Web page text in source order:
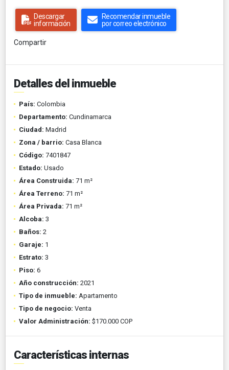
Descargar
información
Recomendar inmueble
por correo electrónico
Compartir
Detalles del inmueble
País: Colombia
Departamento: Cundinamarca
Ciudad: Madrid
Zona / barrio: Casa Blanca
Código: 7401847
Estado: Usado
Área Construida: 71 m²
Área Terreno: 71 m²
Área Privada: 71 m²
Alcoba: 3
Baños: 2
Garaje: 1
Estrato: 3
Piso: 6
Año construcción: 2021
Tipo de inmueble: Apartamento
Tipo de negocio: Venta
Valor Administración: $170.000 COP
Características internas